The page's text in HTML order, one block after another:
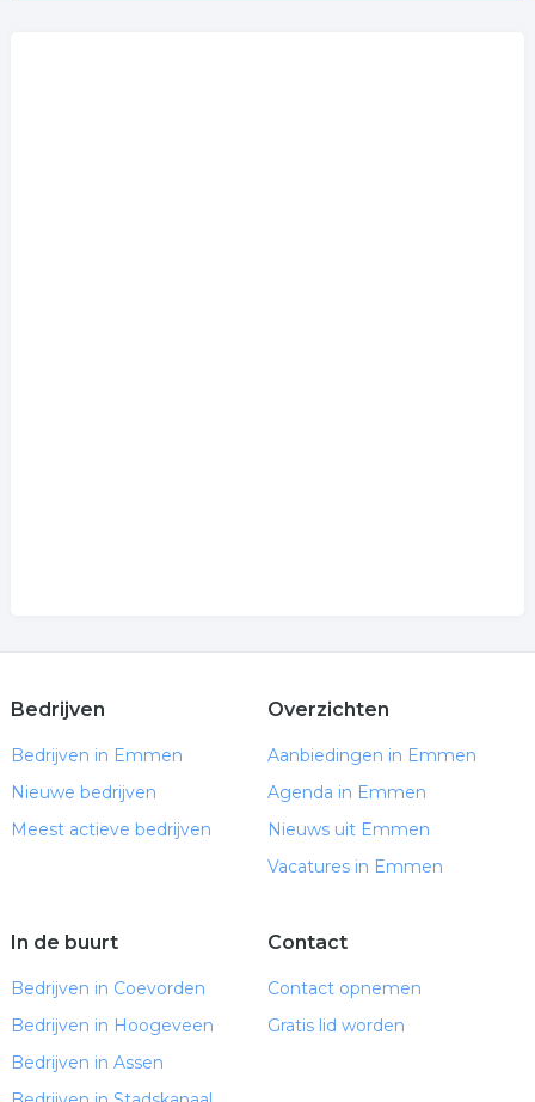
Bedrijven
Bedrijven in Emmen
Nieuwe bedrijven
Meest actieve bedrijven
Overzichten
Aanbiedingen in Emmen
Agenda in Emmen
Nieuws uit Emmen
Vacatures in Emmen
In de buurt
Bedrijven in Coevorden
Bedrijven in Hoogeveen
Bedrijven in Assen
Contact
Contact opnemen
Gratis lid worden